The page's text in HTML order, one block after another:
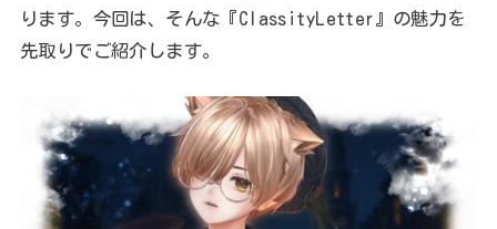
ります。今回は、そんな『ClassityLetter』の魅力を
先取りでご紹介します。